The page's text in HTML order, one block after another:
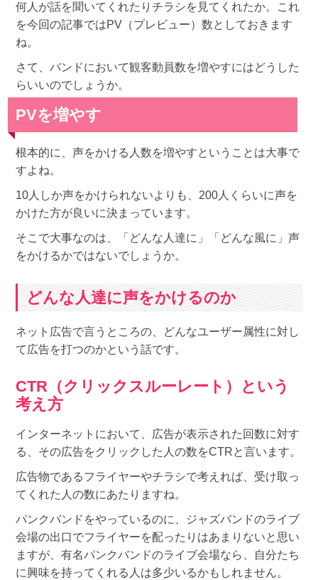
何人が話を聞いてくれたりチラシを見てくれたか。これ
を今回の記事ではPV（プレビュー）数としておきます
ね。
さて、バンドにおいて観客動員数を増やすにはどうした
らいいのでしょうか。
PVを増やす
根本的に、声をかける人数を増やすということは大事で
すよね。
10人しか声をかけられないよりも、200人くらいに声を
かけた方が良いに決まっています。
そこで大事なのは、「どんな人達に」「どんな風に」声
をかけるかではないでしょうか。
どんな人達に声をかけるのか
ネット広告で言うところの、どんなユーザー属性に対し
て広告を打つのかという話です。
CTR（クリックスルーレート）という
考え方
インターネットにおいて、広告が表示された回数に対す
る、その広告をクリックした人の数をCTRと言います。
広告物であるフライヤーやチラシで考えれば、受け取っ
てくれた人の数にあたりますね。
パンクバンドをやっているのに、ジャズバンドのライブ
会場の出口でフライヤーを配ったりはあまりないと思い
ますが、有名パンクバンドのライブ会場なら、自分たち
に興味を持ってくれる人は多少いるかもしれません。